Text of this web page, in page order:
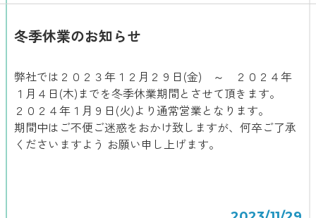
冬季休業のお知らせ
弊社では２０２３年１２月２９日(金) ～ ２０２４年
１月４日(木)までを冬季休業期間とさせて頂きます。
２０２４年１月９日(火)より通常営業となります。
期間中はご不便ご迷惑をおかけ致しますが、何卒ご了承
くださいますよう お願い申し上げます。